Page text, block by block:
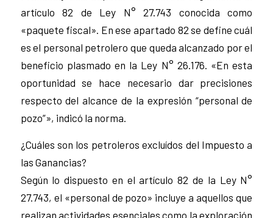
artículo 82 de Ley N° 27.743 conocida como
«paquete fiscal». En ese apartado 82 se define cuál
es el personal petrolero que queda alcanzado por el
beneficio plasmado en la Ley N° 26.176. «En esta
oportunidad se hace necesario dar precisiones
respecto del alcance de la expresión “personal de
pozo”», indicó la norma.
¿Cuáles son los petroleros excluídos del Impuesto a
las Ganancias?
Según lo dispuesto en el artículo 82 de la Ley N°
27.743, el «personal de pozo» incluye a aquellos que
realizan actividades esenciales como la exploración